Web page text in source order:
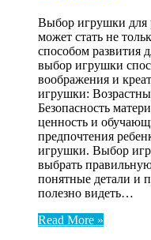
Выбор игрушки для
может стать не
способом развития
выбор игрушки
воображения и
игрушки:
Безопасность
ценность и
предпочтения
игрушки. Выбор
выбрать
понятные детали и
полезно видеть…
Read More »